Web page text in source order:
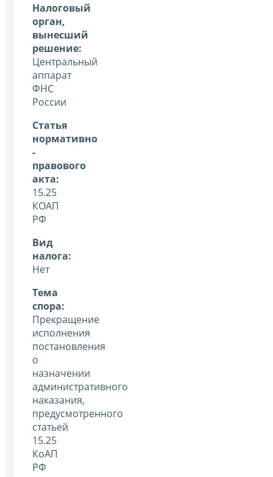
Налоговый
орган,
вынесший
решение:
Центральный
аппарат
ФНС
России
Статья
нормативно
-
правового
акта:
15.25
КОАП
РФ
Вид
налога:
Нет
Тема
спора:
Прекращение
исполнения
постановления
о
назначении
административного
наказания,
предусмотренного
статьей
15.25
КоАП
РФ